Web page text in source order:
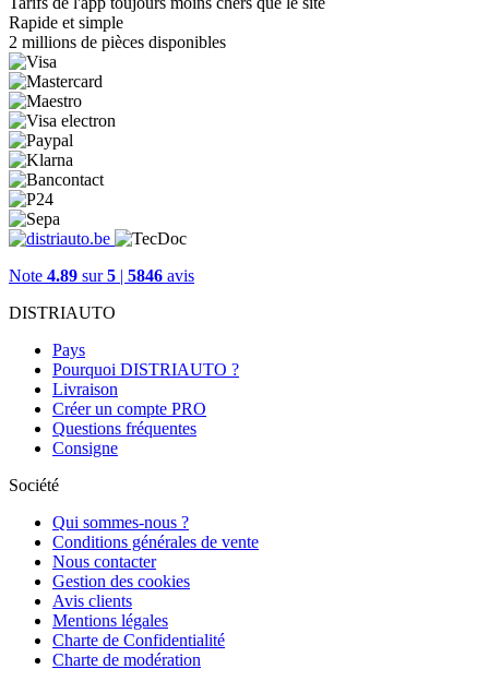
Rapide et simple
2 millions de pièces disponibles
Note 4.89 sur5 | 5846 avis
DISTRIAUTO
Pays
Pourquoi DISTRIAUTO ?
Livraison
Créer un compte PRO
Questions fréquentes
Consigne
Société
Qui sommes-nous ?
Conditions générales de vente
Nous contacter
Gestion des cookies
Avis clients
Mentions légales
Charte de Confidentialité
Charte de modération